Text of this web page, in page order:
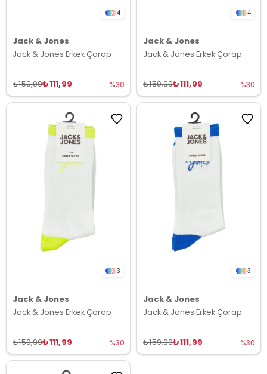
4
Jack & Jones
Jack & Jones Erkek Çorap
₺111,99
₺159,99 %30
4
Jack & Jones
Jack & Jones Erkek Çorap
₺111,99
₺159,99 %30
3
Jack & Jones
Jack & Jones Erkek Çorap
₺111,99
₺159,99 %30
3
Jack & Jones
Jack & Jones Erkek Çorap
₺111,99
₺159,99 %30